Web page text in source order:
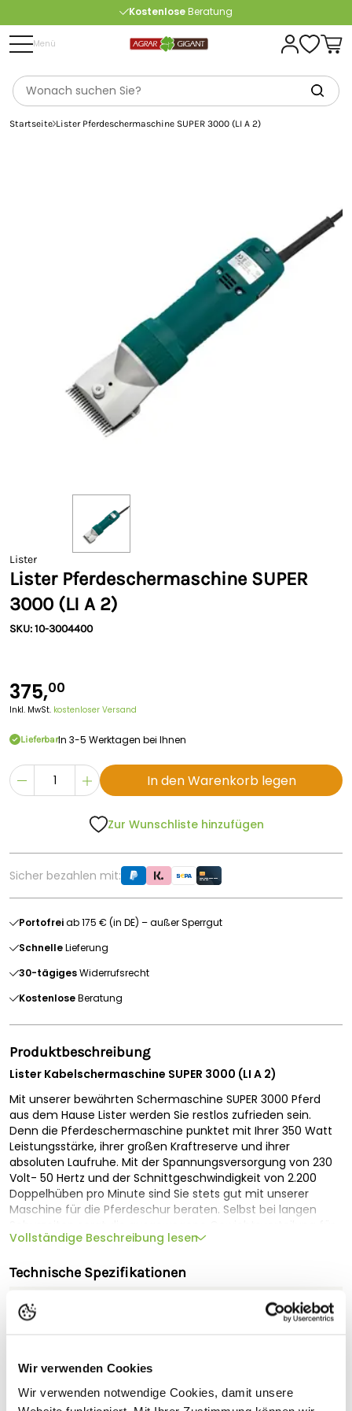
Wir verwenden Cookies
Wir verwenden notwendige Cookies, damit unsere
KostenloseBeratung
ab 175 € (in DE) – außer Sperrgut
Menü
Startseite Lister Pferdeschermaschine SUPER 3000 (LI A 2)
Lister
Lister Pferdeschermaschine SUPER
3000 (LI A 2)
SKU: 10-3004400
375,00
Inkl. MwSt. kostenloser Versand
LieferbarIn 3-5 Werktagen bei Ihnen
In den Warenkorb legen
Zur Wunschliste hinzufügen
Sicher bezahlen mit:
Portofreiab 175 € (in DE) – außer Sperrgut
SchnelleLieferung
30-tägigesWiderrufsrecht
KostenloseBeratung
Produktbeschreibung
Lister Kabelschermaschine SUPER 3000 (LI A 2)
Mit unserer bewährten Schermaschine SUPER 3000 Pferd
aus dem Hause Lister werden Sie restlos zufrieden sein.
Denn die Pferdeschermaschine punktet mit Ihrer 350 Watt
Leistungsstärke, ihrer großen Kraftreserve und ihrer
absoluten Laufruhe. Mit der Spannungsversorgung von 230
Volt- 50 Hertz und der Schnittgeschwindigkeit von 2.200
Doppelhüben pro Minute sind Sie stets gut mit unserer
Maschine für die Pferdeschur beraten. Selbst bei langen
ein ermüdungsfreies Arbeiten.
Wissenswertes zur Schermaschine SUPER 3000 PFERD
den kraftvollen Motor für eine professionelle Pferdeschur.
Denn die Schermaschine SUPER 3000 PFERD verfügt über
Minute befreien Sie Ihre Tiere schnell vom überflüssigen Fell.
Und dass mit einem Geräuschpegel von nur 85 dB (A) LPA /
93 dB (A) LWA. Übrigens ist der Scherkopf SKI für die
Vollständige Beschreibung lesen
Technische Spezifikationen
Geeignet für
Messer inkl.
LI A 2